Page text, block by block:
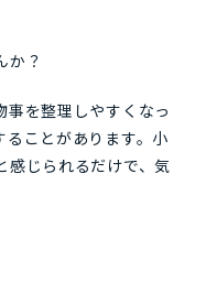
か？
事を整理しやすくなっ
ることがあります。小
感じられるだけで、気